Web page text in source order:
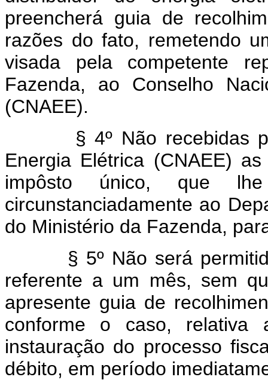
preencherá guia de
razões do fato, remetendo
visada pela competente
Fazenda, ao Conselho
(CNAEE).
§ 4º Não recebidas
Energia Elétrica (CNAEE)
impôsto único, que lhe
circunstanciadamente ao
do Ministério da Fazenda,
§ 5º Não será permitido
referente a um mês, sem
apresente guia de
conforme o caso, relativa
instauração do processo
débito, em período